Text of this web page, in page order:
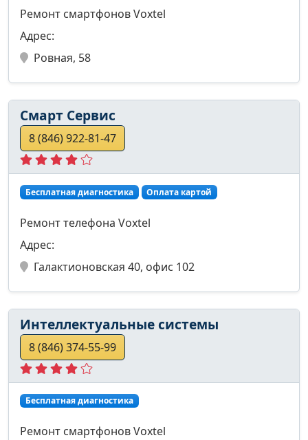
Ремонт смартфонов Voxtel
Адрес:
Ровная, 58
Смарт Сервис
8 (846) 922-81-47
Бесплатная диагностика Оплата картой
Ремонт телефона Voxtel
Адрес:
Галактионовская 40, офис 102
Интеллектуальные системы
8 (846) 374-55-99
Бесплатная диагностика
Ремонт смартфонов Voxtel